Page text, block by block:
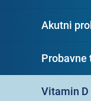
Akutni
Probavne
Vitamin D